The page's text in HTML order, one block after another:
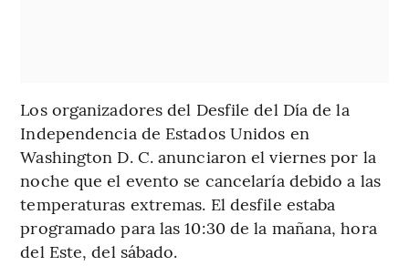
Los organizadores del Desfile del Día de la
Independencia de Estados Unidos en
Washington D. C. anunciaron el viernes por la
noche que el evento se cancelaría debido a las
temperaturas extremas. El desfile estaba
programado para las 10:30 de la mañana, hora
del Este, del sábado.